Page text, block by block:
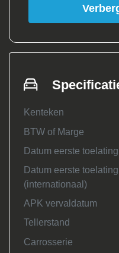
Kenteken
BTW of Marge
Datum eerste toelating
Datum eerste toelating
(internationaal)
APK vervaldatum
Tellerstand
Carrosserie